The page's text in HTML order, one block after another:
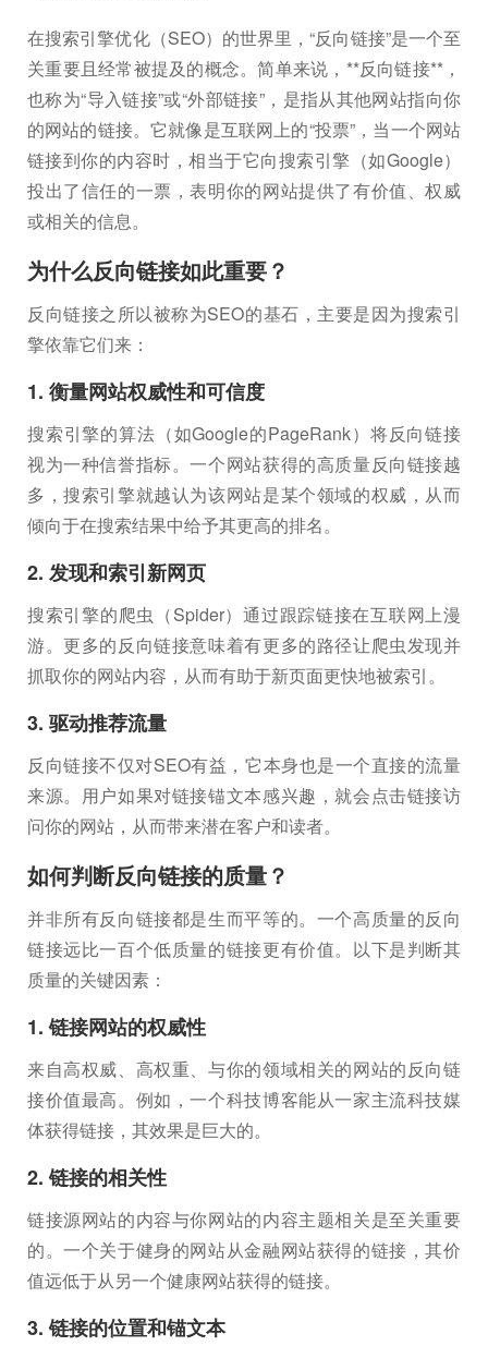
在搜索引擎优化（SEO）的世界里，“反向链接”是一个至
关重要且经常被提及的概念。简单来说，**反向链接**，
也称为“导入链接”或“外部链接”，是指从其他网站指向你
的网站的链接。它就像是互联网上的“投票”，当一个网站
链接到你的内容时，相当于它向搜索引擎（如Google）
投出了信任的一票，表明你的网站提供了有价值、权威
或相关的信息。
为什么反向链接如此重要？
反向链接之所以被称为SEO的基石，主要是因为搜索引
擎依靠它们来：
1. 衡量网站权威性和可信度
搜索引擎的算法（如Google的PageRank）将反向链接
视为一种信誉指标。一个网站获得的高质量反向链接越
多，搜索引擎就越认为该网站是某个领域的权威，从而
倾向于在搜索结果中给予其更高的排名。
2. 发现和索引新网页
搜索引擎的爬虫（Spider）通过跟踪链接在互联网上漫
游。更多的反向链接意味着有更多的路径让爬虫发现并
抓取你的网站内容，从而有助于新页面更快地被索引。
3. 驱动推荐流量
反向链接不仅对SEO有益，它本身也是一个直接的流量
来源。用户如果对链接锚文本感兴趣，就会点击链接访
问你的网站，从而带来潜在客户和读者。
如何判断反向链接的质量？
并非所有反向链接都是生而平等的。一个高质量的反向
链接远比一百个低质量的链接更有价值。以下是判断其
质量的关键因素：
1. 链接网站的权威性
来自高权威、高权重、与你的领域相关的网站的反向链
接价值最高。例如，一个科技博客能从一家主流科技媒
体获得链接，其效果是巨大的。
2. 链接的相关性
链接源网站的内容与你网站的内容主题相关是至关重要
的。一个关于健身的网站从金融网站获得的链接，其价
值远低于从另一个健康网站获得的链接。
3. 链接的位置和锚文本